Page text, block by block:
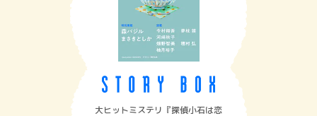
大ヒットミステリ『探偵小石は恋